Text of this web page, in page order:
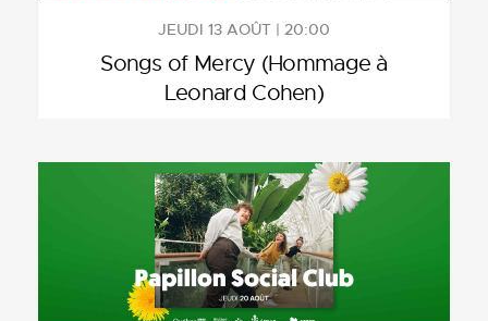
JEUDI 13 AOÛT | 20:00
Songs of Mercy (Hommage à
Leonard Cohen)